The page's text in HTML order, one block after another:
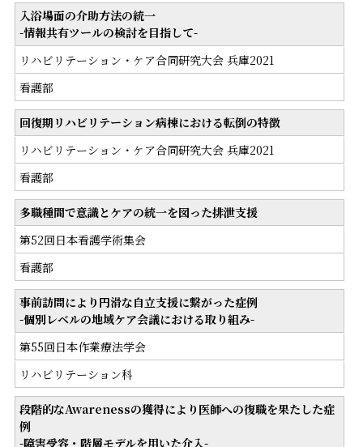
入浴場面の介助方法の統一
-情報共有ツールの検討を目指して-
リハビリテーション・ケア合同研究大会 兵庫2021
看護部
回復期リハビリテーション病棟における転倒の特徴
リハビリテーション・ケア合同研究大会 兵庫2021
看護部
多職種間で意識とケアの統一を図った排泄支援
第52回日本看護学術集会
看護部
事前訪問により円滑な自立支援に繋がった症例
-個別レベルの地域ケア会議における取り組み-
第55回日本作業療法学会
リハビリテーション科
段階的なAwarenessの獲得により医師への復職を果たした症
例
-障害受容・階層モデルを用いた介入-